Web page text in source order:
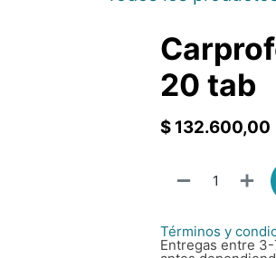
20 tab
$ 132.600,00
Términos y
Entregas entre